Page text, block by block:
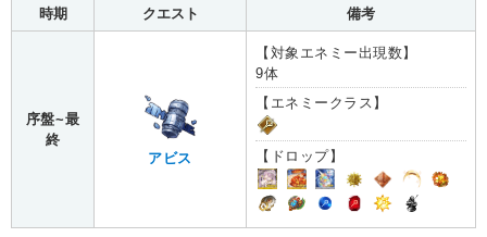
時期 クエスト 備考
序盤~最
終
アビス
【対象エネミー出現数】
9体
【エネミークラス】
【ドロップ】